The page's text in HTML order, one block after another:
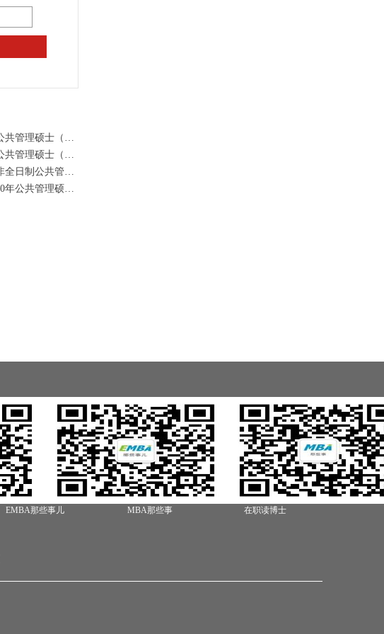
【MPA招生信息】 清华大学2020年公共管理硕士（MPA双证）招生常见问题解答
【MPA招生信息】 清华大学2020年公共管理硕士（MPA双证-可持续发展方向）招生简章
【MPA招生信息】 2020年北京大学非全日制公共管理硕士专业学位研究生招生简章
【MPA招生信息】 中国人民大学2020年公共管理硕士（MPA）研究生招生简章
EMBA那些事儿 MBA那些事 在职读博士